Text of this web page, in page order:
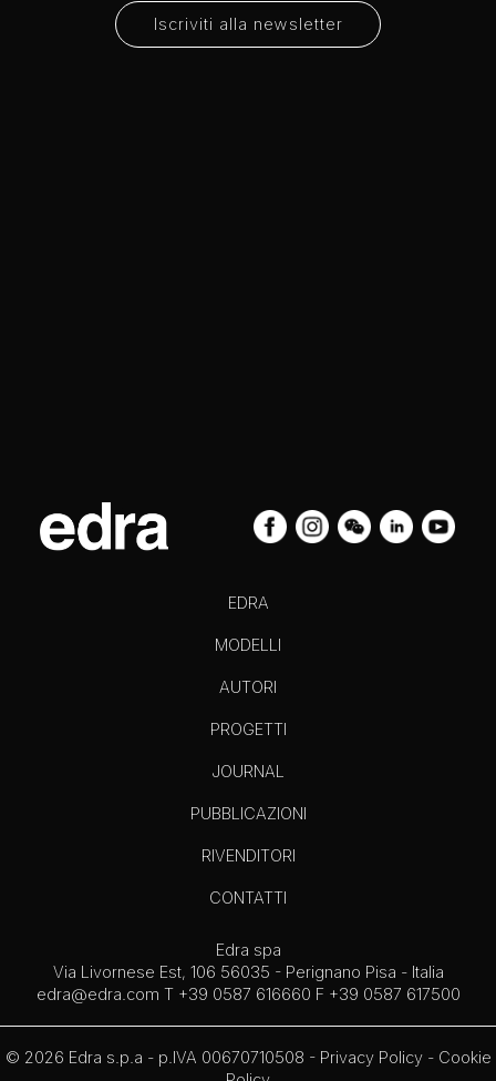
Iscriviti alla newsletter
EDRA
MODELLI
AUTORI
PROGETTI
JOURNAL
PUBBLICAZIONI
RIVENDITORI
CONTATTI
Edra spa
Via Livornese Est, 106 56035 - Perignano Pisa - Italia
edra@edra.com T +39 0587 616660 F +39 0587 617500
© 2026 Edra s.p.a - p.IVA 00670710508 - Privacy Policy- Cookie